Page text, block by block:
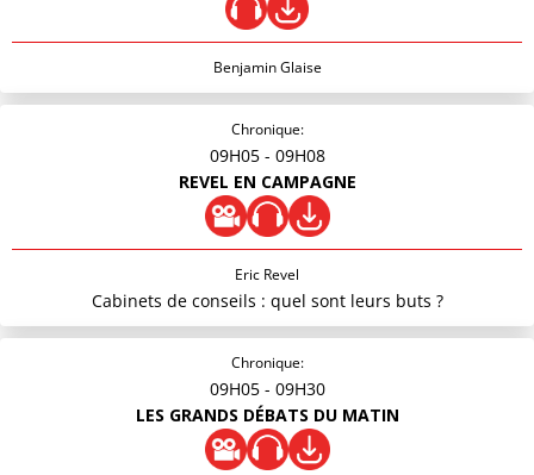
Benjamin Glaise
Chronique:
09H05 - 09H08
REVEL EN CAMPAGNE
Eric Revel
Cabinets de conseils : quel sont leurs buts ?
Chronique:
09H05 - 09H30
LES GRANDS DÉBATS DU MATIN